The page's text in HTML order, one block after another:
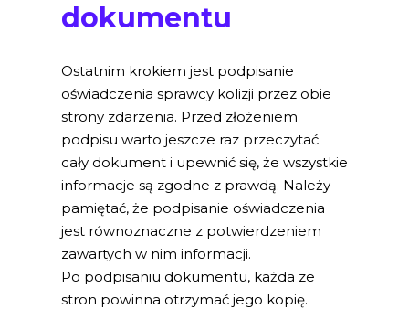
dokumentu
Ostatnim krokiem jest podpisanie
oświadczenia sprawcy kolizji przez obie
strony zdarzenia. Przed złożeniem
podpisu warto jeszcze raz przeczytać
cały dokument i upewnić się, że wszystkie
informacje są zgodne z prawdą. Należy
pamiętać, że podpisanie oświadczenia
jest równoznaczne z potwierdzeniem
zawartych w nim informacji.
Po podpisaniu dokumentu, każda ze
stron powinna otrzymać jego kopię.